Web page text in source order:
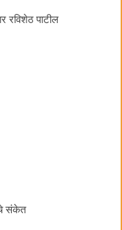
रविशेठ पाटील
संकेत